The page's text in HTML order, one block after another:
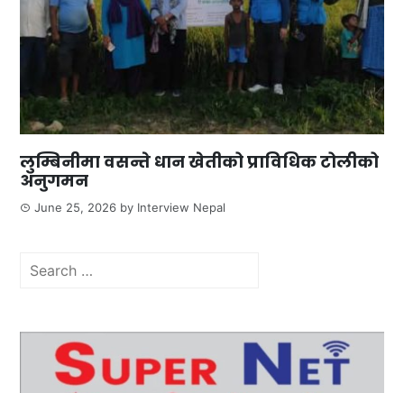
लुम्बिनीमा वसन्ते धान खेतीको प्राविधिक टोलीको
अनुगमन
June 25, 2026 by Interview Nepal
Search